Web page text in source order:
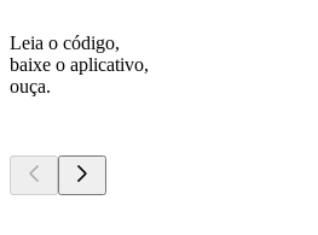
Leia o código,
baixe o aplicativo,
ouça.